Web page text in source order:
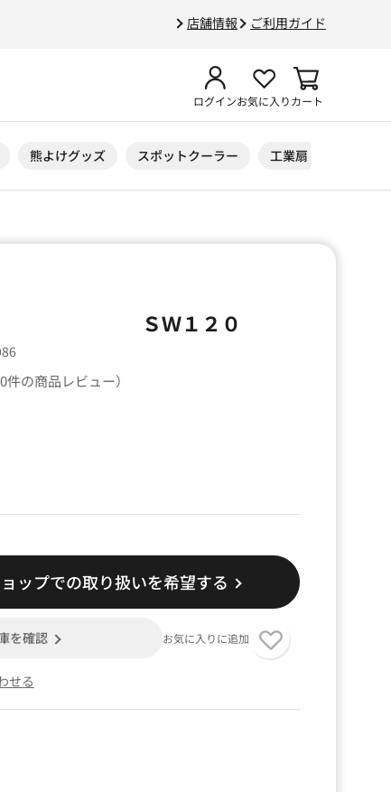
店舗情報 ご利用ガイド
ログインお気に入りカート
熊よけグッズ スポットクーラー 工業扇
具 ＳＷ１２０
0件の商品レビュー）
ップでの取り扱いを希望する
を確認 お気に入りに追加
せる